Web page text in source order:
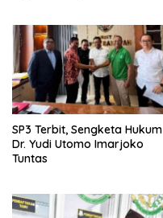
SP3 Terbit, Sengketa Hukum
Dr. Yudi Utomo Imarjoko
Tuntas